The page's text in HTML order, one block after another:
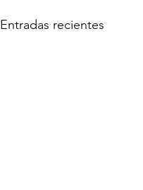
Entradas recientes